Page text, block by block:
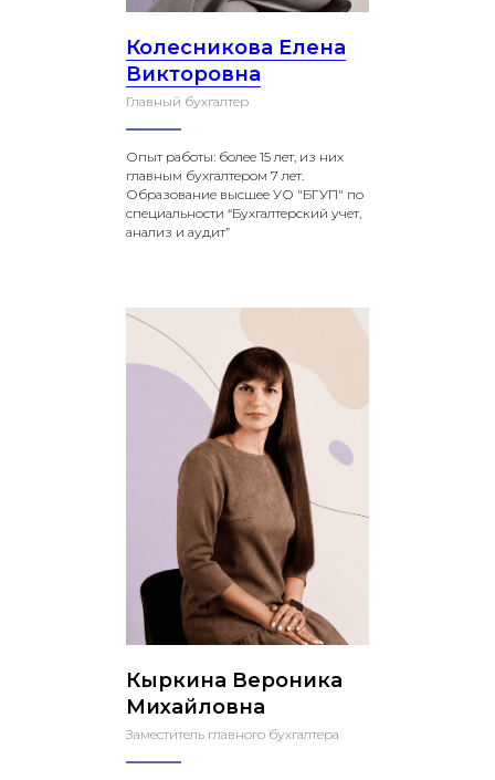
Колесникова Елена
Викторовна
Главный бухгалтер
Опыт работы: более 15 лет, из них
главным бухгалтером 7 лет.
Образование высшее УО "БГУП" по
специальности “Бухгалтерский учет,
анализ и аудит”
Кыркина Вероника
Михайловна
Заместитель главного бухгалтера